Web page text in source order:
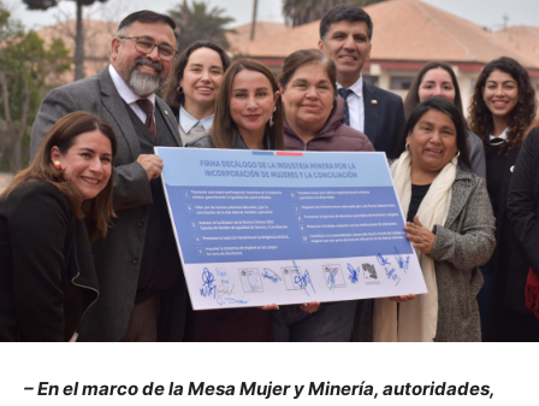
– En el marco de la Mesa Mujer y Minería, autoridades,